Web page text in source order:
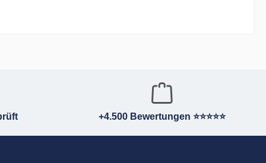
+4.500 Bewertungen ⭐⭐⭐⭐⭐